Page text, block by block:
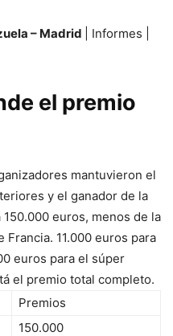
– Madrid
| Informes |
el premio
mantuvieron el
y el ganador de la
euros, menos de la
11.000 euros para
euros para el súper
el premio total completo.
Premios
150.000